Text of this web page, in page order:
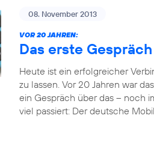
08. November 2013
VOR 20 JAHREN:
Das erste
Heute ist ein erfolgreicher
zu lassen. Vor 20 Jahren war
ein Gespräch über das – noch
viel passiert: Der deutsche